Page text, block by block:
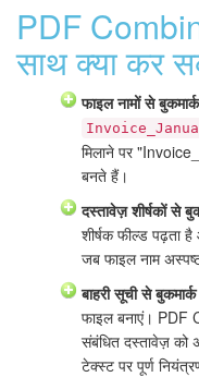
PDF
साथ क्या कर
फाइल नामों से बुकमार्क
मिलाने पर
बनते हैं।
दस्तावेज़ शीर्षकों से
शीर्षक फील्ड पढ़ता
जब फाइल नाम
बाहरी सूची से बुकमार्क
फाइल बनाएं। PDF
संबंधित दस्तावेज़ को
टेक्स्ट पर पूर्ण